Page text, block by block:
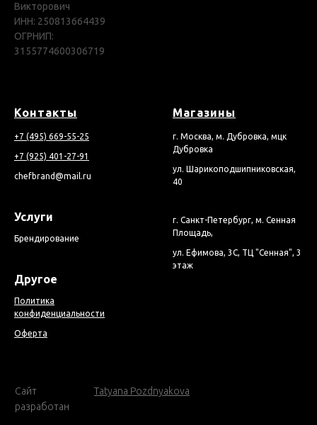
Викторович
ИНН: 250813664439
ОГРНИП:
3155774600306719
Контакты
+7 (495) 669-55-25
+7 (925) 401-27-91
chefbrand@mail.ru
Услуги
Брендирование
Другое
Политика
конфиденциальности
Оферта
Магазины
г. Москва, м. Дубровка, мцк
Дубровка
ул. Шарикоподшипниковская,
40
г. Санкт-Петербург, м. Сенная
Площадь,
ул. Ефимова, 3С, ТЦ "Сенная", 3
этаж
Cайт
разработан
Tatyana Pozdnyakova